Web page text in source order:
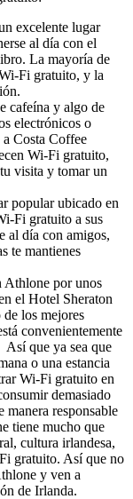
excelente lugar
al día con el
La mayoría de
Fi gratuito, y la
cafeína y algo de
electrónicos o
Costa Coffee
Wi-Fi gratuito,
visita y tomar un
popular ubicado en
Fi gratuito a sus
al día con amigos,
te mantienes
Athlone por unos
el Hotel Sheraton
los mejores
convenientemente
que ya sea que
o una estancia
Wi-Fi gratuito en
demasiado
manera responsable
tiene mucho que
cultura irlandesa,
gratuito. Así que no
y ven a
de Irlanda.